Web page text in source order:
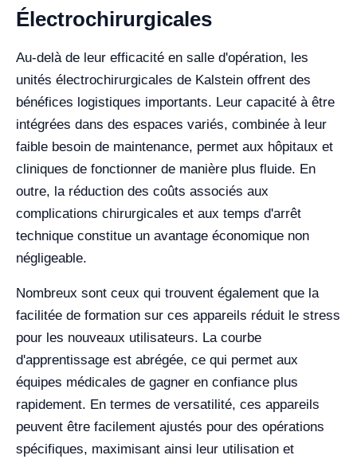
Électrochirurgicales
Au-delà de leur efficacité en salle d'opération, les
unités électrochirurgicales de Kalstein offrent des
bénéfices logistiques importants. Leur capacité à être
intégrées dans des espaces variés, combinée à leur
faible besoin de maintenance, permet aux hôpitaux et
cliniques de fonctionner de manière plus fluide. En
outre, la réduction des coûts associés aux
complications chirurgicales et aux temps d'arrêt
technique constitue un avantage économique non
négligeable.
Nombreux sont ceux qui trouvent également que la
facilitée de formation sur ces appareils réduit le stress
pour les nouveaux utilisateurs. La courbe
d'apprentissage est abrégée, ce qui permet aux
équipes médicales de gagner en confiance plus
rapidement. En termes de versatilité, ces appareils
peuvent être facilement ajustés pour des opérations
spécifiques, maximisant ainsi leur utilisation et